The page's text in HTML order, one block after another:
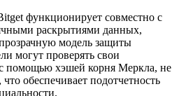
функционирует совместно с
раскрытиями данных,
модель защиты
могут проверять свои
помощью хэшей корня Меркла, не
обеспечивает подотчетность